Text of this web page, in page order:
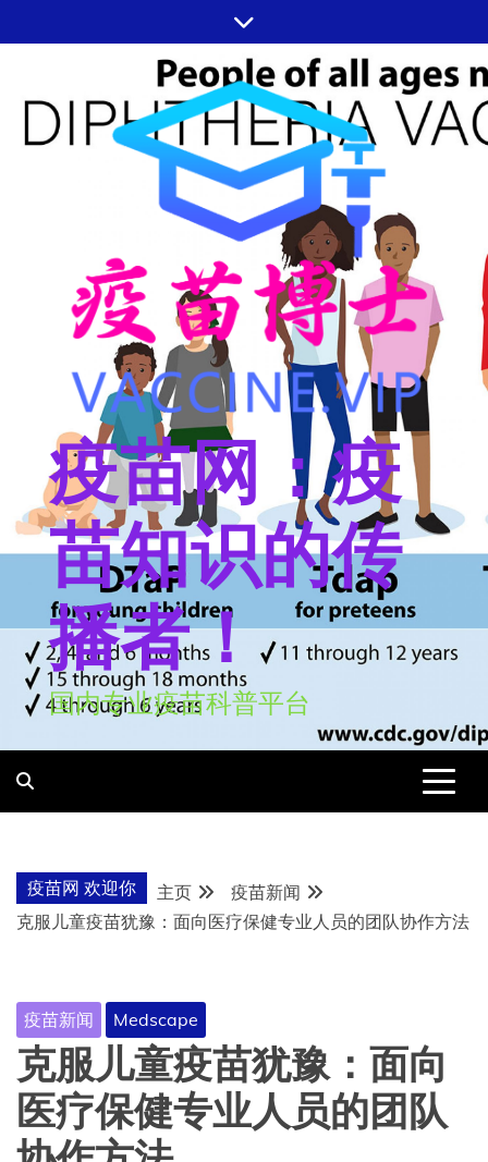
至
疫苗网：疫
苗知识的传
播者！
国内专业疫苗科普平台
疫苗网 欢迎你 主页
疫苗新闻
克服儿童疫苗犹豫：面向医疗保健专业人员的团队协作方法
疫苗新闻 Medscape
克服儿童疫苗犹豫：面向
医疗保健专业人员的团队